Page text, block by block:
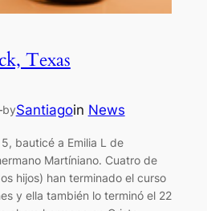
Texas
bySantiagoin News
bauticé a Emilia L de
Martíniano. Cuatro de
hijos) han terminado el curso
y ella también lo terminó el 22